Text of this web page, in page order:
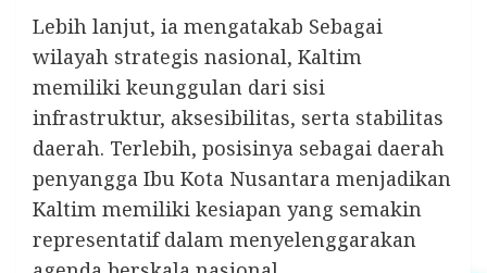
Lebih lanjut, ia mengatakab Sebagai
wilayah strategis nasional, Kaltim
memiliki keunggulan dari sisi
infrastruktur, aksesibilitas, serta stabilitas
daerah. Terlebih, posisinya sebagai daerah
penyangga Ibu Kota Nusantara menjadikan
Kaltim memiliki kesiapan yang semakin
representatif dalam menyelenggarakan